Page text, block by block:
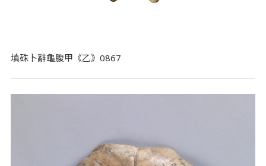
填硃卜辭龜腹甲《乙》0867